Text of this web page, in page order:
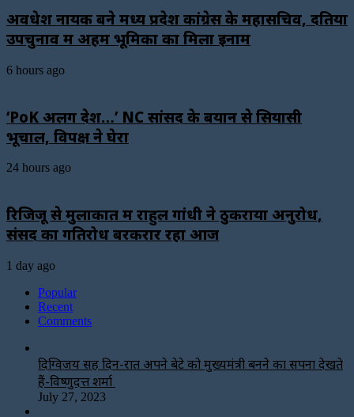
अवधेश नायक बने मध्य प्रदेश कांग्रेस के महासचिव, दतिया
उपचुनाव में अहम भूमिका का मिला इनाम
6 hours ago
‘PoK अलग देश…’ NC सांसद के बयान से सियासी
भूचाल, विपक्ष ने घेरा
24 hours ago
रिजिजू से मुलाकात में राहुल गांधी ने ठुकराया अनुरोध,
संसद का गतिरोध बरकरार रहा आज
1 day ago
Popular
Recent
Comments
दिग्विजय सिंह दिन-रात अपने बेटे को मुख्यमंत्री बनने का सपना देखते
हैं-विष्णुदत्त शर्मा
July 27, 2023